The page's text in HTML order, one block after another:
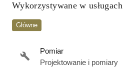
Wykorzystywane w usługach
Główne
Pomiar
Projektowanie i pomiary